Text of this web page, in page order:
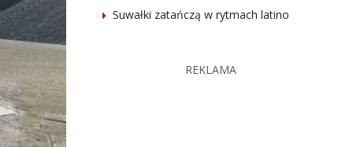
Suwałki zatańczą w rytmach latino
REKLAMA